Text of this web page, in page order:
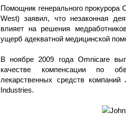
Помощник генерального
West) заявил, что незаконная
влияет на решения
ущерб адекватной медицинской
В ноябре 2009 года Omnicare
качестве компенсации по
лекарственных средств
Industries.